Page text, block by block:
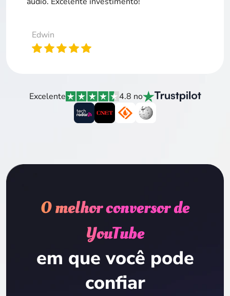
Edwin
Excelente 4.8 no
O melhor conversor de
YouTube
em que você pode
confiar